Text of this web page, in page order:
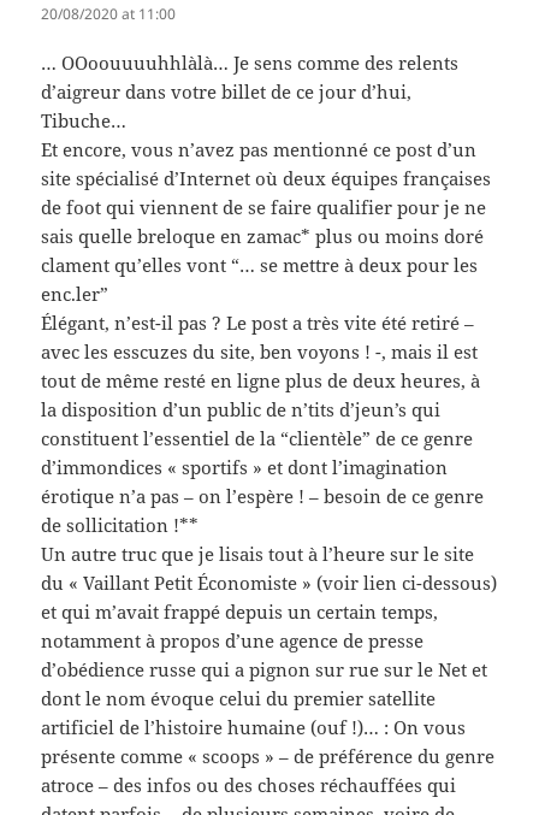
20/08/2020 at 11:00
… OOoouuuuhhlàlà… Je sens comme des relents
d’aigreur dans votre billet de ce jour d’hui,
Tibuche…
Et encore, vous n’avez pas mentionné ce post d’un
site spécialisé d’Internet où deux équipes françaises
de foot qui viennent de se faire qualifier pour je ne
sais quelle breloque en zamac* plus ou moins doré
clament qu’elles vont “… se mettre à deux pour les
enc.ler”
Élégant, n’est-il pas ? Le post a très vite été retiré –
avec les esscuzes du site, ben voyons ! -, mais il est
tout de même resté en ligne plus de deux heures, à
la disposition d’un public de n’tits d’jeun’s qui
constituent l’essentiel de la “clientèle” de ce genre
d’immondices « sportifs » et dont l’imagination
érotique n’a pas – on l’espère ! – besoin de ce genre
de sollicitation !**
Un autre truc que je lisais tout à l’heure sur le site
du « Vaillant Petit Économiste » (voir lien ci-dessous)
et qui m’avait frappé depuis un certain temps,
notamment à propos d’une agence de presse
d’obédience russe qui a pignon sur rue sur le Net et
dont le nom évoque celui du premier satellite
artificiel de l’histoire humaine (ouf !)… : On vous
présente comme « scoops » – de préférence du genre
atroce – des infos ou des choses réchauffées qui